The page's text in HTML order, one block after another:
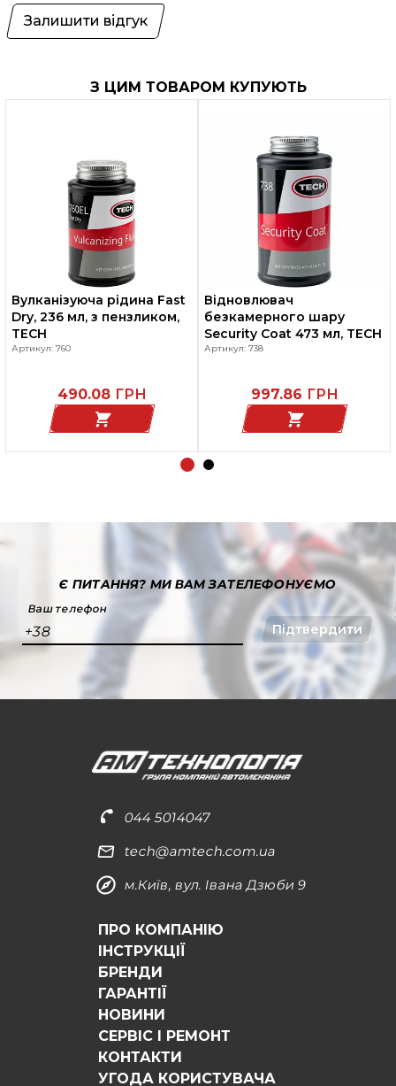
Залишити відгук
З ЦИМ ТОВАРОМ КУПУЮТЬ
Вулканізуюча рідина Fast
Dry, 236 мл, з пензликом,
TECH
Артикул: 760
490.08 ГРН
Відновлювач
безкамерного шару
Security Coat 473 мл, TECH
Артикул: 738
997.86 ГРН
Є ПИТАННЯ?МИ ВАМ ЗАТЕЛЕФОНУЄМО
Ваш телефон
+38 Підтвердити
044 5014047
tech@amtech.com.ua
м.Київ, вул. Івана Дзюби 9
ПРО КОМПАНІЮ
ІНСТРУКЦІЇ
БРЕНДИ
ГАРАНТІЇ
НОВИНИ
СЕРВІС І РЕМОНТ
КОНТАКТИ
УГОДА КОРИСТУВАЧА